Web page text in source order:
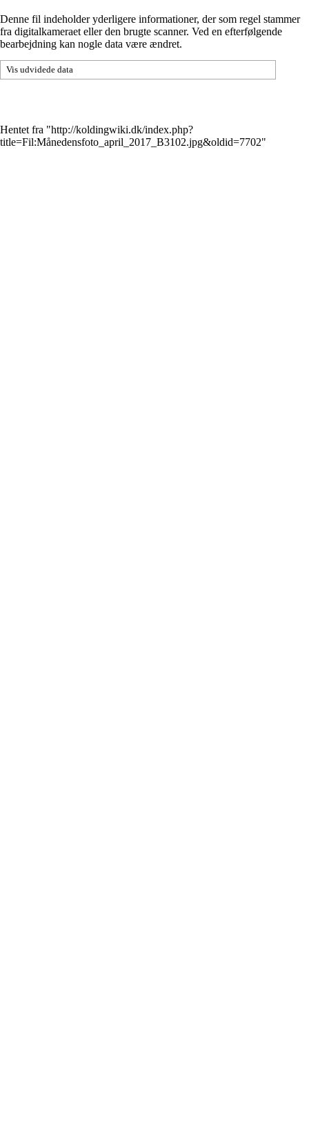
Denne fil indeholder yderligere informationer, der som regel stammer
fra digitalkameraet eller den brugte scanner. Ved en efterfølgende
bearbejdning kan nogle data være ændret.
Vis udvidede data
Hentet fra "http://koldingwiki.dk/index.php?
title=Fil:Månedensfoto_april_2017_B3102.jpg&oldid=7702"